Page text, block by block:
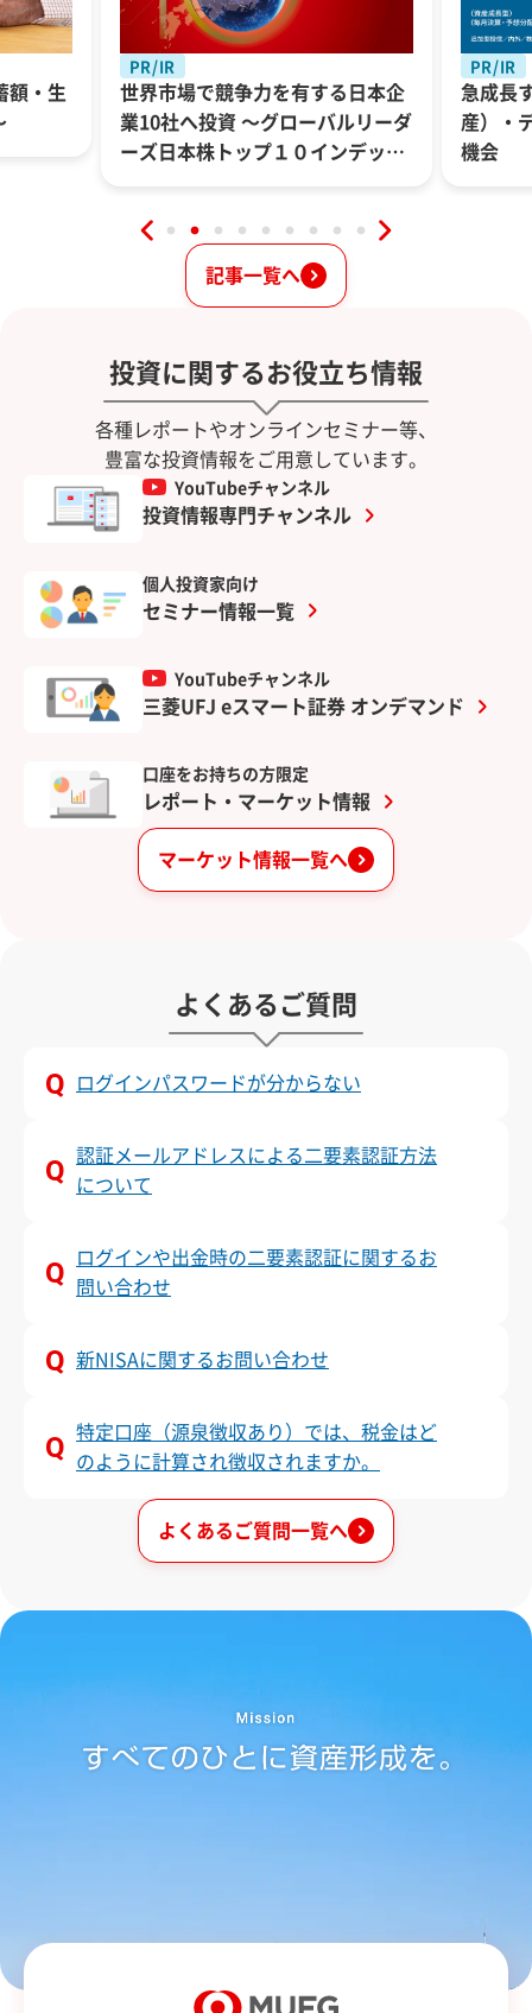
額・生
PR/IR
世界市場で競争力を有する日本企
業10社へ投資 ～グローバルリーダ
ーズ日本株トップ１０インデック
PR/IR
急成長
産）・
機会
記事一覧へ
投資に関するお役立ち情報
各種レポートやオンラインセミナー等、
豊富な投資情報をご用意しています。
YouTubeチャンネル
投資情報専門チャンネル
個人投資家向け
セミナー情報一覧
YouTubeチャンネル
三菱UFJ eスマート証券 オンデマンド
口座をお持ちの方限定
レポート・マーケット情報
マーケット情報一覧へ
よくあるご質問
ログインパスワードが分からない
認証メールアドレスによる二要素認証方法
について
ログインや出金時の二要素認証に関するお
問い合わせ
新NISAに関するお問い合わせ
特定口座（源泉徴収あり）では、税金はど
のように計算され徴収されますか。
よくあるご質問一覧へ